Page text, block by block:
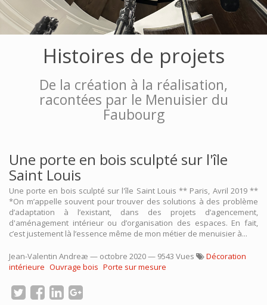
Histoires de projets
De la création à la réalisation,
racontées par le Menuisier du
Faubourg
Une porte en bois sculpté sur l'île
Saint Louis
Une porte en bois sculpté sur l'île Saint Louis ** Paris, Avril 2019 **
*On m’appelle souvent pour trouver des solutions à des problème
d’adaptation à l’existant, dans des projets d’agencement,
d'aménagement intérieur ou d’organisation des espaces. En fait,
c’est justement là l’essence même de mon métier de menuisier à...
Jean-Valentin Andreæ — octobre 2020— 9543 Vues
Décoration
intérieure Ouvrage bois Porte sur mesure